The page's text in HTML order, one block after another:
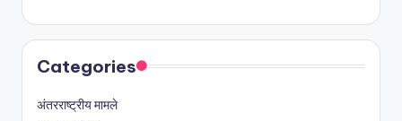
Categories
अंतरराष्ट्रीय मामले